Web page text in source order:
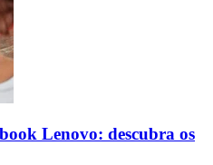
Lenovo: descubra os